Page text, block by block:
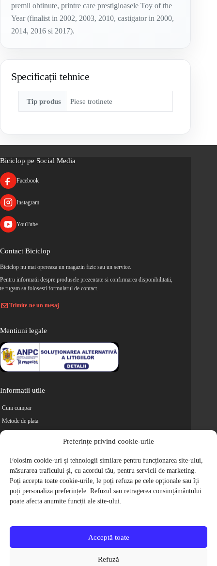
Preferințe privind cookie-urile
Folosim cookie-uri și tehnologii similare pentru funcționarea site-ului,
măsurarea traficului și, cu acordul tău, pentru servicii de marketing.
Poți accepta toate cookie-urile, le poți refuza pe cele opționale sau îți
poți personaliza preferințele. Refuzul sau retragerea consimțământului
poate afecta anumite funcții ale site-ului.
Acceptă toate
Refuză
premii obtinute, printre care prestigioasele Toy of the
Year (finalist in 2002, 2003, 2010, castigator in 2000,
2014, 2016 si 2017).
Specificații tehnice
Tip produs Piese trotinete
Biciclop pe Social Media
Facebook
Instagram
YouTube
Contact Biciclop
Biciclop nu mai opereaza un magazin fizic sau un service.
Pentru informatii despre produsele prezentate si confirmarea disponibilitatii,
te rugam sa folosesti formularul de contact.
Trimite-ne un mesaj
Mentiuni legale
Informatii utile
Cum cumpar
Metode de plata
Retur
Cariere
Politica de Confidentialitate
Politica de cookie-uri